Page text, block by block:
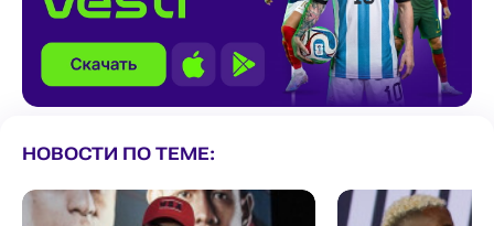
НОВОСТИ ПО ТЕМЕ: